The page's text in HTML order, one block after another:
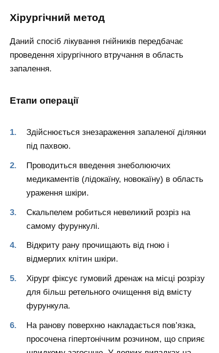
Хірургічний метод
Даний спосіб лікування гнійників передбачає
проведення хірургічного втручання в область
запалення.
Етапи операції
Здійснюється знезараження запаленої ділянки
під пахвою.
Проводиться введення знеболюючих
медикаментів (лідокаїну, новокаїну) в область
ураження шкіри.
Скальпелем робиться невеликий розріз на
самому фурункулі.
Відкриту рану прочищають від гною і
відмерлих клітин шкіри.
Хірург фіксує гумовий дренаж на місці розрізу
для більш ретельного очищення від вмісту
фурункула.
На ранову поверхню накладається пов’язка,
просочена гіпертонічним розчином, що сприяє